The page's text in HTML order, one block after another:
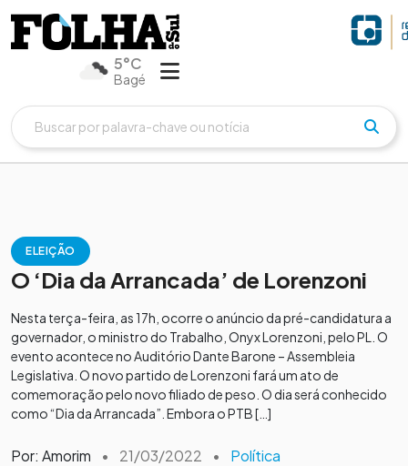
5°C
Bagé
ELEIÇÃO
O ‘Dia da Arrancada’ de Lorenzoni
Nesta terça-feira, as 17h, ocorre o anúncio da pré-candidatura a
governador, o ministro do Trabalho, Onyx Lorenzoni, pelo PL. O
evento acontece no Auditório Dante Barone – Assembleia
Legislativa. O novo partido de Lorenzoni fará um ato de
comemoração pelo novo filiado de peso. O dia será conhecido
como “Dia da Arrancada”. Embora o PTB […]
Por: Amorim • 21/03/2022 • Política